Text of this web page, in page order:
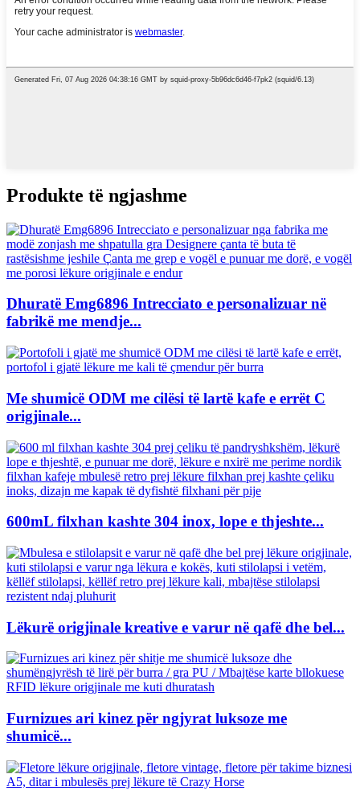
Produkte të ngjashme
Dhuratë Emg6896 Intrecciato e personalizuar në
fabrikë me mendje...
Me shumicë ODM me cilësi të lartë kafe e errët C
origjinale...
600mL filxhan kashte 304 inox, lope e thjeshte...
Lëkurë origjinale kreative e varur në qafë dhe bel...
Furnizues ari kinez për ngjyrat luksoze me
shumicë...